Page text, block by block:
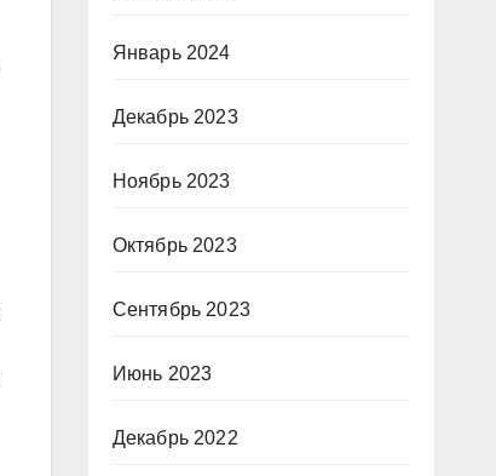
Январь 2024
Декабрь 2023
Ноябрь 2023
Октябрь 2023
Сентябрь 2023
Июнь 2023
Декабрь 2022